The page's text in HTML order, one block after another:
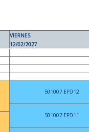
VIERNES
12/02/2027
501007 EPD12
501007 EPD11